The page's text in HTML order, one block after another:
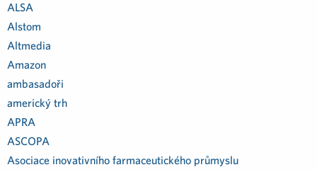
ALSA
Alstom
Altmedia
Amazon
ambasadoři
americký trh
APRA
ASCOPA
Asociace inovativního farmaceutického průmyslu